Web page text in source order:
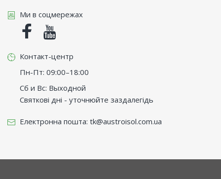
Ми в соцмережах
Facebook
Контакт-центр
Пн-Пт: 09:00–18:00
Сб и Вс: Выходной
Святкові дні - уточнюйте заздалегідь
Електронна пошта: tk@austroisol.com.ua